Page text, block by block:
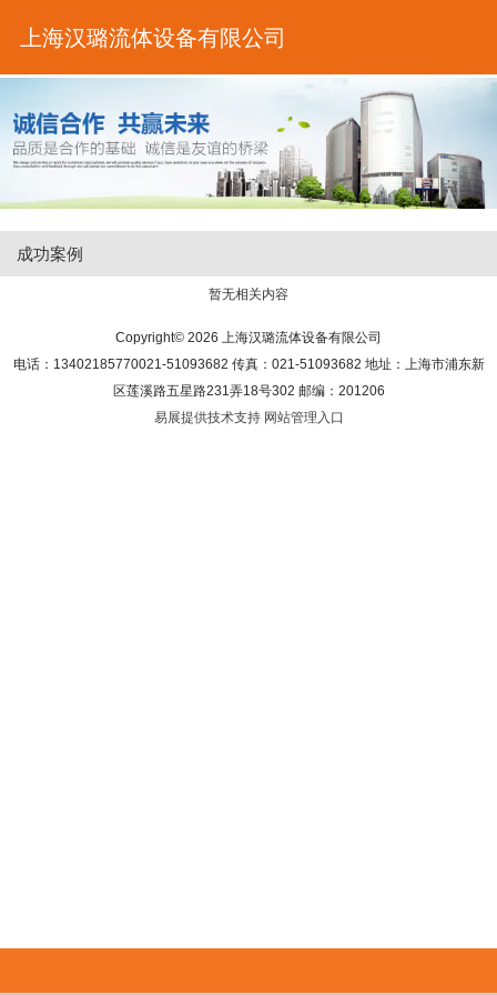
上海汉璐流体设备有限公司
成功案例
暂无相关内容
Copyright© 2026 上海汉璐流体设备有限公司
电话：13402185770021-51093682 传真：021-51093682 地址：上海市浦东新
区莲溪路五星路231弄18号302 邮编：201206
易展提供技术支持 网站管理入口